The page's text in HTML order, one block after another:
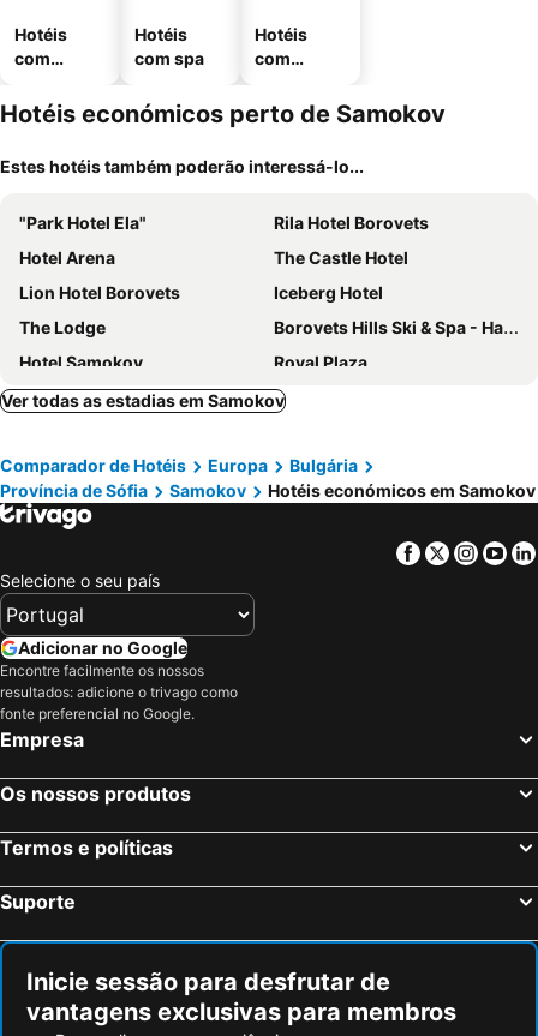
Hotéis
com
Hotéis
com spa
Hotéis
com
mento
Hotéis económicos perto de Samokov
Estes hotéis também poderão interessá-lo...
"Park Hotel Ela"
Rila Hotel Borovets
Hotel Arena
The Castle Hotel
Lion Hotel Borovets
Iceberg Hotel
The Lodge
Borovets Hills Ski & Spa - Half Board
Hotel Samokov
Royal Plaza
Royal Plaza A405
Persey Flora Apartments
Ver todas as estadias em Samokov
Comparador de Hotéis Europa
Bulgária
Província de Sófia
Samokov Hotéis económicos em Samokov
Facebook
Twitter
Selecione o seu país
Adicionar no Google
Encontre facilmente os nossos
resultados: adicione o trivago como
fonte preferencial no Google.
Empresa
Os nossos produtos
Termos e políticas
Suporte
Inicie sessão para desfrutar de
vantagens exclusivas para membros